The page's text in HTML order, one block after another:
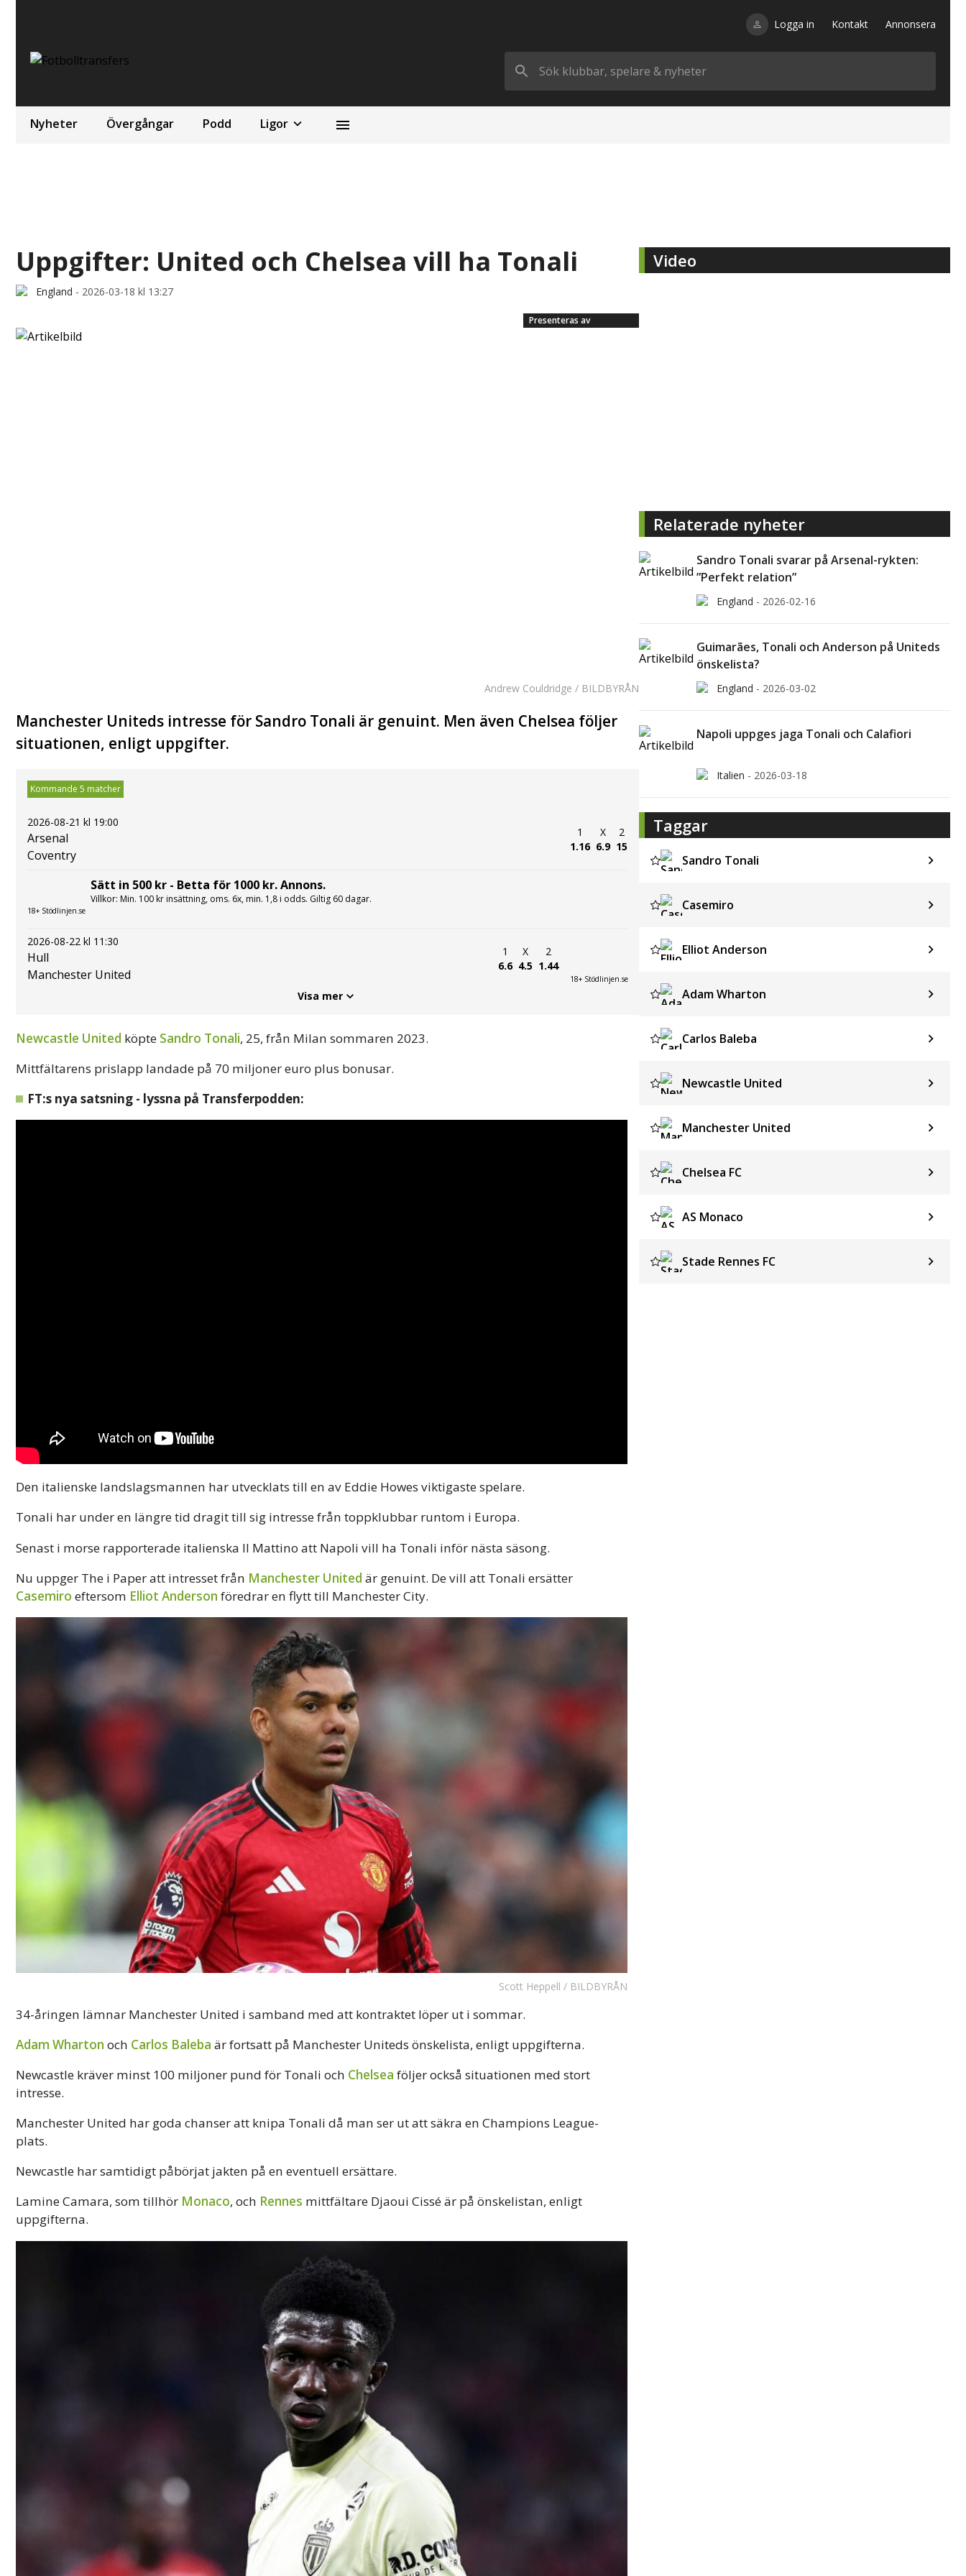
Logga in Kontakt Annonsera
Nyheter Övergångar Podd Ligor
Uppgifter: United och Chelsea vill ha Tonali
England - 2026-03-18 kl 13:27
Presenteras av
Andrew Couldridge / BILDBYRÅN
Manchester Uniteds intresse för Sandro Tonali är genuint. Men även Chelsea följer
situationen, enligt uppgifter.
Kommande 5 matcher
2026-08-21 kl 19:00
Arsenal
Coventry
1
1.16
X
6.9
2
15
18+ Stödlinjen.se
Sätt in 500 kr - Betta för 1000 kr. Annons.
Villkor: Min. 100 kr insättning, oms. 6x, min. 1,8 i odds. Giltig 60 dagar.
2026-08-22 kl 11:30
Hull
Manchester United
1
6.6
X
4.5
2
1.44
18+ Stödlinjen.se
Visa mer
Newcastle United köpte Sandro Tonali, 25, från Milan sommaren 2023.
Mittfältarens prislapp landade på 70 miljoner euro plus bonusar.
FT:s nya satsning - lyssna på Transferpodden:
Den italienske landslagsmannen har utvecklats till en av Eddie Howes viktigaste spelare.
Tonali har under en längre tid dragit till sig intresse från toppklubbar runtom i Europa.
Senast i morse rapporterade italienska Il Mattino att Napoli vill ha Tonali inför nästa säsong.
Nu uppger The i Paper att intresset från Manchester United är genuint. De vill att Tonali ersätter
Casemiro eftersom Elliot Anderson föredrar en flytt till Manchester City.
Scott Heppell / BILDBYRÅN
34-åringen lämnar Manchester United i samband med att kontraktet löper ut i sommar.
Adam Wharton och Carlos Baleba är fortsatt på Manchester Uniteds önskelista, enligt uppgifterna.
Newcastle kräver minst 100 miljoner pund för Tonali och Chelsea följer också situationen med stort
intresse.
Manchester United har goda chanser att knipa Tonali då man ser ut att säkra en Champions League-
plats.
Newcastle har samtidigt påbörjat jakten på en eventuell ersättare.
Lamine Camara, som tillhör Monaco, och Rennes mittfältare Djaoui Cissé är på önskelistan, enligt
uppgifterna.
Video
Relaterade nyheter
Sandro Tonali svarar på Arsenal-rykten:
”Perfekt relation”
England - 2026-02-16
Guimarães, Tonali och Anderson på Uniteds
önskelista?
England - 2026-03-02
Napoli uppges jaga Tonali och Calafiori
Italien - 2026-03-18
Taggar
Sandro Tonali
Casemiro
Elliot Anderson
Adam Wharton
Carlos Baleba
Newcastle United
Manchester United
Chelsea FC
AS Monaco
Stade Rennes FC